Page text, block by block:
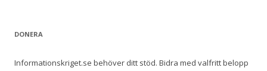
DONERA
Informationskriget.se behöver ditt stöd. Bidra med valfritt belopp